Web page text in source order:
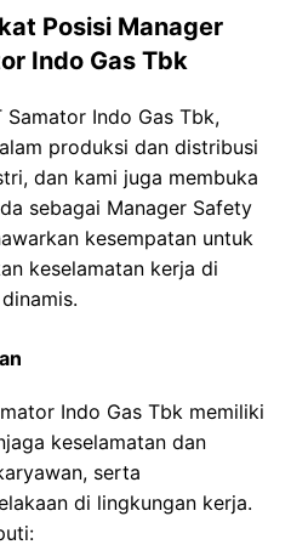
Posisi Manager
Indo Gas Tbk
Samator Indo Gas Tbk,
produksi dan distribusi
dan kami juga membuka
sebagai Manager Safety
kesempatan untuk
keselamatan kerja di
Indo Gas Tbk memiliki
keselamatan dan
serta
di lingkungan kerja.